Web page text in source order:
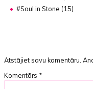
#Soul in Stone (15)
Atstājiet savu komentāru.
Komentārs *